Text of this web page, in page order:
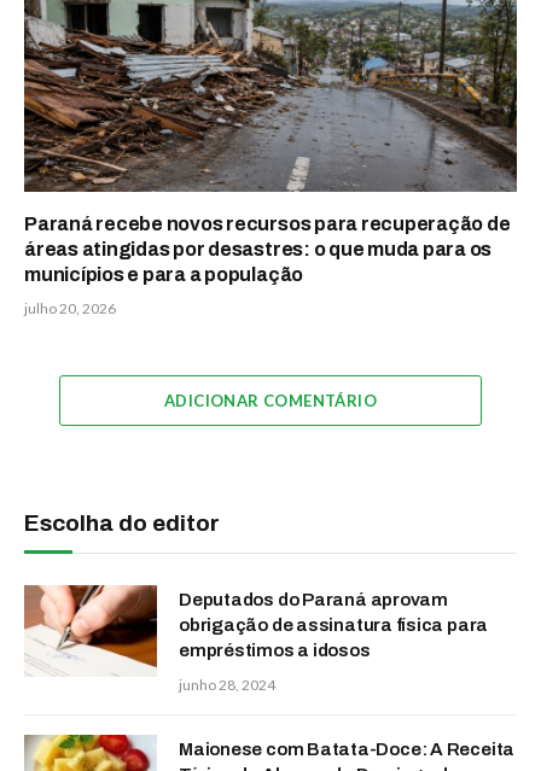
Paraná recebe novos recursos para recuperação de
áreas atingidas por desastres: o que muda para os
municípios e para a população
julho 20, 2026
ADICIONAR COMENTÁRIO
Escolha do editor
Deputados do Paraná aprovam
obrigação de assinatura física para
empréstimos a idosos
junho 28, 2024
Maionese com Batata-Doce: A Receita